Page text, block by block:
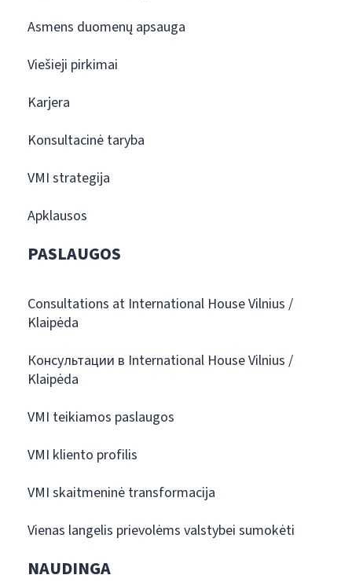
Asmens duomenų apsauga
Viešieji pirkimai
Karjera
Konsultacinė taryba
VMI strategija
Apklausos
PASLAUGOS
Consultations at International House Vilnius /
Klaipėda
Консультации в International House Vilnius /
Klaipėda
VMI teikiamos paslaugos
VMI kliento profilis
VMI skaitmeninė transformacija
Vienas langelis prievolėms valstybei sumokėti
NAUDINGA